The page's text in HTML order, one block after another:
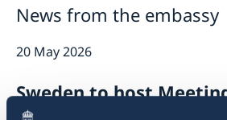
News
News from the embassy
20 May 2026
Sweden to host